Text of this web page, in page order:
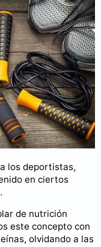
los deportistas,
en ciertos
.
de nutrición
este concepto con
olvidando a las